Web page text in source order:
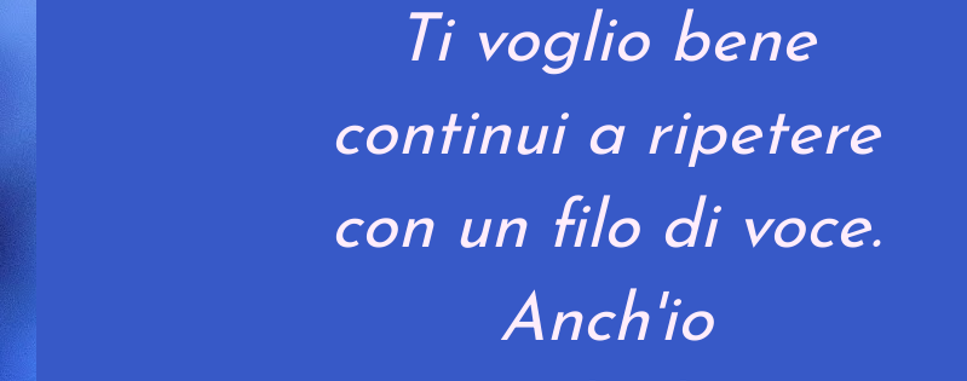
Ti voglio bene
continui a ripetere
con un filo di voce.
Anch'io